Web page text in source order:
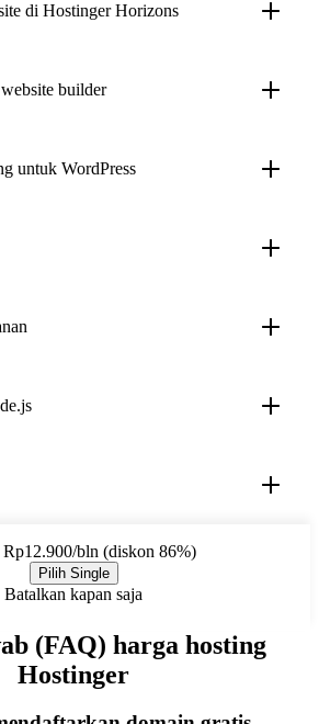
di Hostinger Horizons
builder
untuk WordPress
Rp12.900/bln (diskon 86%)
Pilih Single
Batalkan kapan saja
(FAQ) harga hosting
Hostinger